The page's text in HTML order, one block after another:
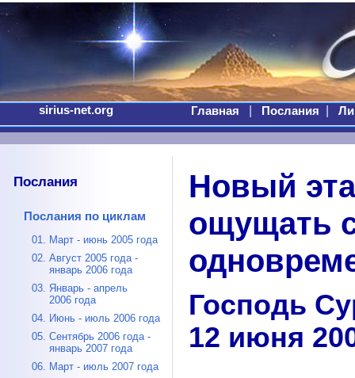
sirius-net.org Главная Послания
Послания
Послания по циклам
01. Март - июнь 2005 года
02. Август 2005 года -
январь 2006 года
03. Январь - апрель
2006 года
04. Июнь - июль 2006 года
05. Сентябрь 2006 года -
январь 2007 года
06. Март - июль 2007 года
Новый
ощущать
Господь
12 июня